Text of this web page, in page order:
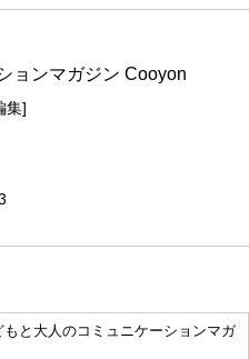
ョンマガジン Cooyon
集]
もと大人のコミュニケーションマガ